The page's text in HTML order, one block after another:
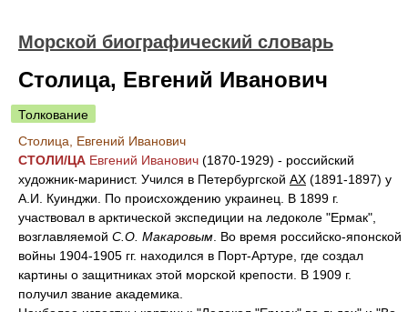
Морской биографический словарь
Столица, Евгений Иванович
Толкование
Столица, Евгений Иванович
СТОЛИ/ЦА Евгений Иванович (1870-1929) - российский
художник-маринист. Учился в Петербургской АХ (1891-1897) у
А.И. Куинджи. По происхождению украинец. В 1899 г.
участвовал в арктической экспедиции на ледоколе "Ермак",
возглавляемой С.О. Макаровым . Во время российско-японской
войны 1904-1905 гг. находился в Порт-Артуре, где создал
картины о защитниках этой морской крепости. В 1909 г.
получил звание академика.